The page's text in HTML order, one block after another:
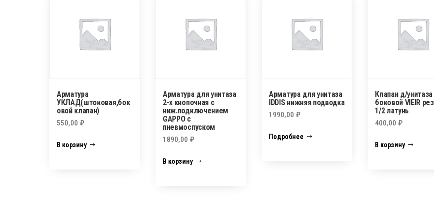
Арматура
УКЛАД(штоковая,бок
овой клапан)
550,00 ₽
В корзину
Арматура для унитаза
2-х кнопочная с
ниж.подключением
GAPPO c
пневмоспуском
1890,00₽
В корзину
Арматура для унитаза
IDDIS нижняя подводка
1990,00₽
Подробнее
Клапан д/унитаза
боковой VIEIR
1/2 латунь
400,00₽
В корзину